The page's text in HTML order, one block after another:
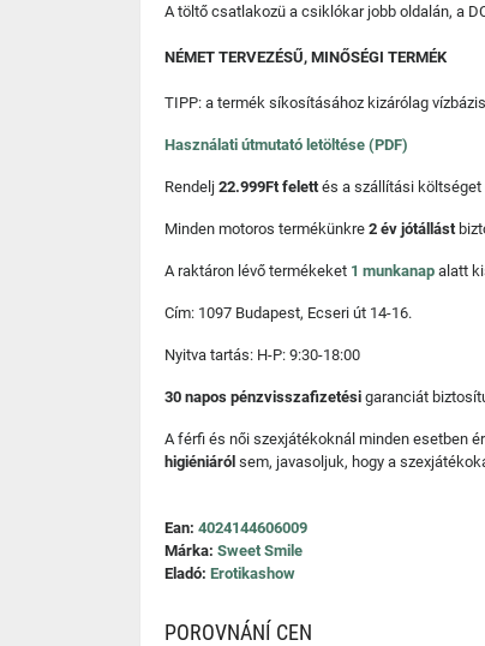
A töltő csatlakozü a csiklókar jobb oldalán, a
NÉMET TERVEZÉSŰ, MINŐSÉGI TERMÉK
TIPP: a termék síkosításához kizárólag
Használati útmutató letöltése (PDF)
Rendelj 22.999Ft felettés a szállítási
Minden motoros termékünkre 2 év jótállást
A raktáron lévő termékeket 1 munkanap alatt
Cím: 1097 Budapest, Ecseri út 14-16.
Nyitva tartás: H-P: 9:30-18:00
30 napos pénzvisszafizetési garanciát
A férfi és női szexjátékoknál minden esetben
higiéniáról sem, javasoljuk, hogy a
Ean: 4024144606009
Márka: Sweet Smile
Eladó: Erotikashow
POROVNÁNÍ CEN